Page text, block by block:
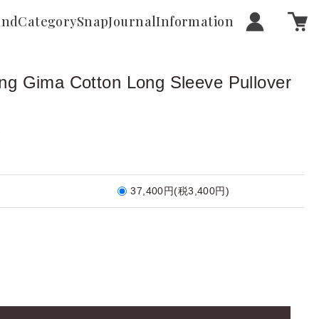
CategorySnapJournalInformation
Gima Cotton Long Sleeve Pullover
37,400円(税3,400円)